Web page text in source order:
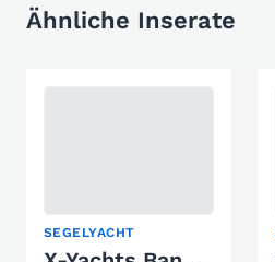
Ähnliche Inserate
SEGELYACHT